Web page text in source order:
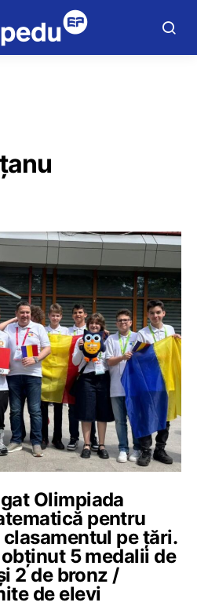
Olimpiada
pentru
pe țări.
5 medalii de
2 de bronz /
de elevi